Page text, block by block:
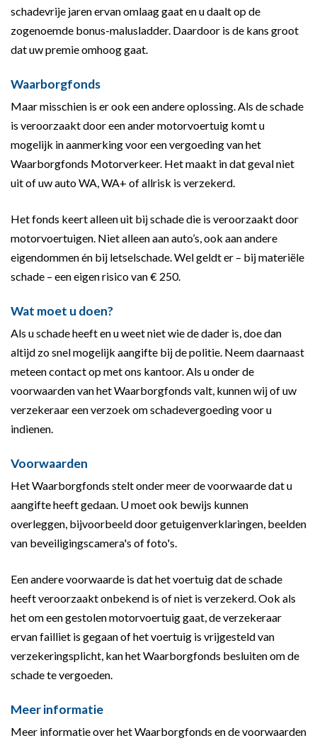
schadevrije jaren ervan omlaag gaat en u daalt op de
zogenoemde bonus-malusladder. Daardoor is de kans groot
dat uw premie omhoog gaat.
Waarborgfonds
Maar misschien is er ook een andere oplossing. Als de schade
is veroorzaakt door een ander motorvoertuig komt u
mogelijk in aanmerking voor een vergoeding van het
Waarborgfonds Motorverkeer. Het maakt in dat geval niet
uit of uw auto WA, WA+ of allrisk is verzekerd.
Het fonds keert alleen uit bij schade die is veroorzaakt door
motorvoertuigen. Niet alleen aan auto’s, ook aan andere
eigendommen én bij letselschade. Wel geldt er – bij materiële
schade – een eigen risico van € 250.
Wat moet u doen?
Als u schade heeft en u weet niet wie de dader is, doe dan
altijd zo snel mogelijk aangifte bij de politie. Neem daarnaast
meteen contact op met ons kantoor. Als u onder de
voorwaarden van het Waarborgfonds valt, kunnen wij of uw
verzekeraar een verzoek om schadevergoeding voor u
indienen.
Voorwaarden
Het Waarborgfonds stelt onder meer de voorwaarde dat u
aangifte heeft gedaan. U moet ook bewijs kunnen
overleggen, bijvoorbeeld door getuigenverklaringen, beelden
van beveiligingscamera's of foto's.
Een andere voorwaarde is dat het voertuig dat de schade
heeft veroorzaakt onbekend is of niet is verzekerd. Ook als
het om een gestolen motorvoertuig gaat, de verzekeraar
ervan failliet is gegaan of het voertuig is vrijgesteld van
verzekeringsplicht, kan het Waarborgfonds besluiten om de
schade te vergoeden.
Meer informatie
Meer informatie over het Waarborgfonds en de voorwaarden